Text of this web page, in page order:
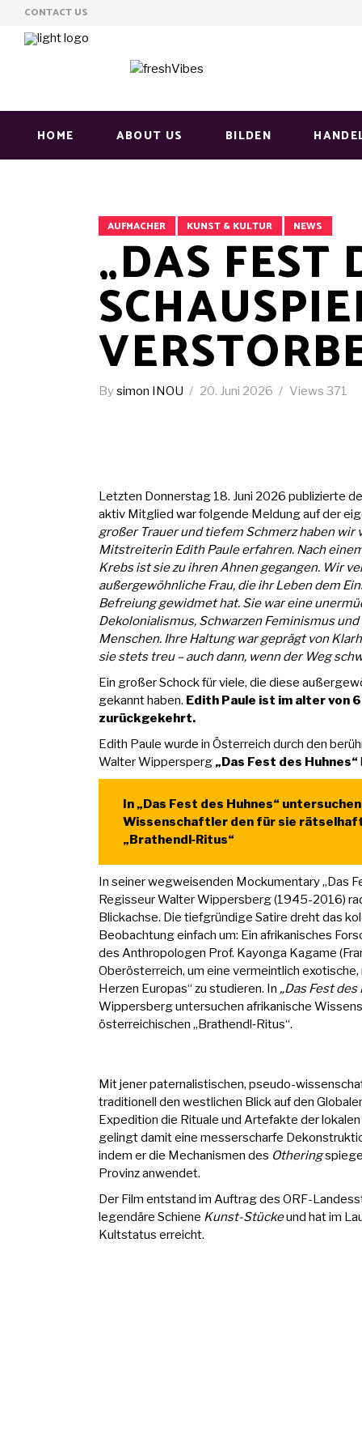
CONTACT US
HOME ABOUT US BILDEN
AUFMACHER KUNST & KULTUR NEWS
„DAS FEST
Bysimon INOU 20. Juni 2026 Views 371
Letzten Donnerstag 18. Juni 2026 publizierte
aktiv Mitglied war folgende Meldung auf der
großer Trauer und tiefem Schmerz haben wir
Mitstreiterin Edith Paule erfahren. Nach
Krebs ist sie zu ihren Ahnen gegangen. Wir
außergewöhnliche Frau, die ihr Leben dem
Befreiung gewidmet hat. Sie war eine
Dekolonialismus, Schwarzen Feminismus
Menschen. Ihre Haltung war geprägt von
sie stets treu – auch dann, wenn der Weg
Ein großer Schock für viele, die diese
gekannt haben. Edith Paule ist im alter von
zurückgekehrt.
Edith Paule wurde in Österreich durch den
Walter Wippersperg „Das Fest des Huhnes“
In „Das Fest des Huhnes“
Wissenschaftler den für sie
„Brathendl‑Ritus“
In seiner wegweisenden Mockumentary „Das
Regisseur Walter Wippersberg (1945-2016)
Blickachse. Die tiefgründige Satire dreht das
Beobachtung einfach um: Ein afrikanisches
des Anthropologen Prof. Kayonga Kagame
Oberösterreich, um eine vermeintlich
Herzen Europas“ zu studieren. In „Das Fest des
Wippersberg untersuchen afrikanische
österreichischen „Brathendl‑Ritus“.
Mit jener paternalistischen, pseudo-
traditionell den westlichen Blick auf den
Expedition die Rituale und Artefakte der
gelingt damit eine messerscharfe
indem er die Mechanismen des Othering
Provinz anwendet.
Der Film entstand im Auftrag des ORF-
legendäre Schiene Kunst-Stückeund hat im
Kultstatus erreicht.